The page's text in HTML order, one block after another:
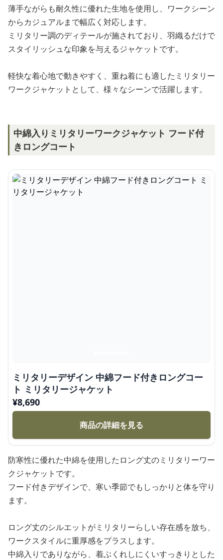
薄手ながらも耐久性に優れた生地を使用し、ワークシーン
からカジュアルまで幅広く対応します。
ミリタリー調のディテールが施されており、羽織るだけで
スタイリッシュな印象を与えるジャケットです。
軽快な着心地で動きやすく、重ね着にも適したミリタリー
ワークジャケットとして、様々なシーンで活躍します。
中綿入りミリタリーワークジャケット フード付
きロングコート
ミリタリーデザイン 中綿フード付きロングコー
ト ミリタリージャケット
¥8,690
商品の詳細を見る
防寒性に優れた中綿を使用したロング丈のミリタリーワー
クジャケットです。
フード付きデザインで、寒い季節でもしっかりと体を守り
ます。
ロング丈のシルエットがミリタリーらしい存在感を放ち、
ワークスタイルに重厚感をプラスします。
中綿入りでありながら、着ぶくれしにくいすっきりとした